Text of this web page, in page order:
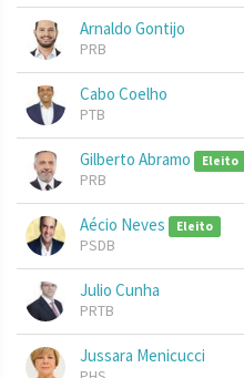
Arnaldo Gontijo
PRB
Cabo Coelho
PTB
Gilberto Abramo Eleito
PRB
Aécio Neves Eleito
PSDB
Julio Cunha
PRTB
Jussara Menicucci